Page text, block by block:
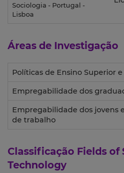
Sociologia - Portugal -
Lisboa
Áreas de Investigação
Políticas de Ensino Superior e
Empregabilidade dos
Empregabilidade dos jovens
de trabalho
Classificação Fields of
Technology